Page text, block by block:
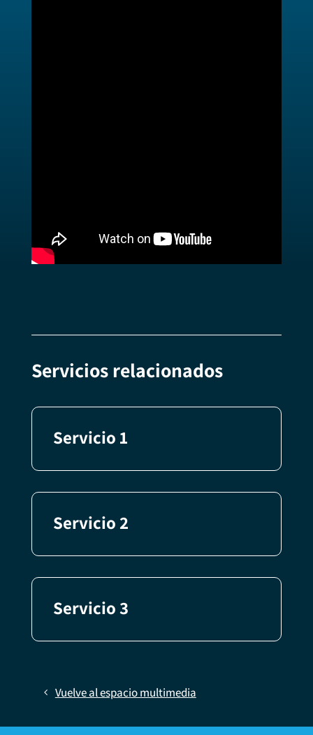
Servicios relacionados
Servicio 1
Servicio 2
Servicio 3
Vuelve al espacio multimedia